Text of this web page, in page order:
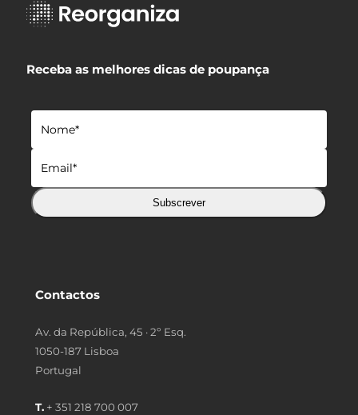
Receba as melhores dicas de poupança
Subscrever
Contactos
Av. da República, 45 · 2º Esq.
1050-187 Lisboa
Portugal
T. + 351 218 700 007